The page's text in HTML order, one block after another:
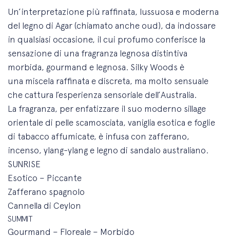
Un’interpretazione più raffinata, lussuosa e moderna
del legno di Agar (chiamato ancheoud), da indossare
in qualsiasi occasione, ilcui profumo conferisce la
sensazione di una fragranza legnosa distintiva
morbida, gourmand e legnosa. Silky Woods è
una miscela raffinata e discreta, ma molto sensuale
che cattura l’esperienza sensorialedell’Australia.
La fragranza, per enfatizzare il suo moderno sillage
orientale di pelle scamosciata,vaniglia esotica e foglie
di tabaccoaffumicate, è infusa con zafferano,
incenso,ylang-ylang e legno di sandalo australiano.
SUNRISE
Esotico – Piccante
Zafferano spagnolo
Cannella di Ceylon
SUMMIT
Gourmand – Floreale – Morbido